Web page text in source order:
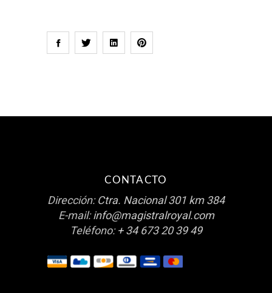
CONTACTO
Dirección:Ctra. Nacional 301 km 384
E-mail:info@magistralroyal.com
Teléfono:+ 34 673 20 39 49